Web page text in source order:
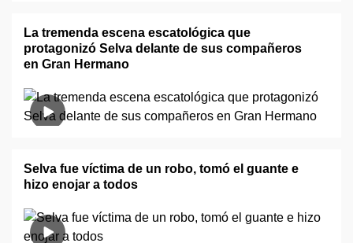
La tremenda escena escatológica que
protagonizó Selva delante de sus compañeros
en Gran Hermano
Selva fue víctima de un robo, tomó el guante e
hizo enojar a todos